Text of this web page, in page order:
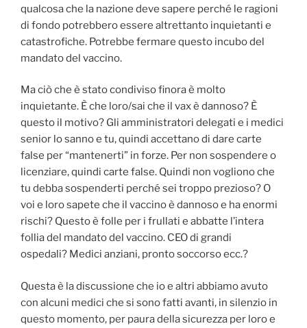
qualcosa che la nazione deve sapere perché le ragioni
di fondo potrebbero essere altrettanto inquietanti e
catastrofiche. Potrebbe fermare questo incubo del
mandato del vaccino.
Ma ciò che è stato condiviso finora è molto
inquietante. È che loro/sai che il vax è dannoso? È
questo il motivo? Gli amministratori delegati e i medici
senior lo sanno e tu, quindi accettano di dare carte
false per “mantenerti” in forze. Per non sospendere o
licenziare, quindi carte false. Quindi non vogliono che
tu debba sospenderti perché sei troppo prezioso? O
voi e loro sapete che il vaccino è dannoso e ha enormi
rischi? Questo è folle per i frullati e abbatte l’intera
follia del mandato del vaccino. CEO di grandi
ospedali? Medici anziani, pronto soccorso ecc.?
Questa è la discussione che io e altri abbiamo avuto
con alcuni medici che si sono fatti avanti, in silenzio in
questo momento, per paura della sicurezza per loro e